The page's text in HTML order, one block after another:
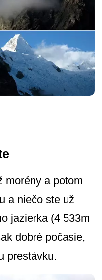
morény a potom
a niečo ste už
jazierka (4 533m
dobré počasie,
prestávku.